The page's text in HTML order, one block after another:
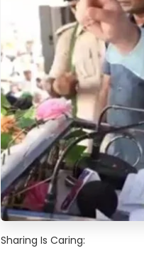
Sharing Is Caring: